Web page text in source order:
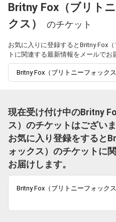
Britny Fox（ブリト
クス）
のチケット
お気に入りに登録するとBritny Fox
トに関連する最新情報をメールでお
Britny Fox（ブリトニーフォック
現在受け付け中のBritny
ス）のチケットはございま
お気に入り登録をすると
ォックス）のチケットに
お届けします。
Britny Fox（ブリトニーフォックス